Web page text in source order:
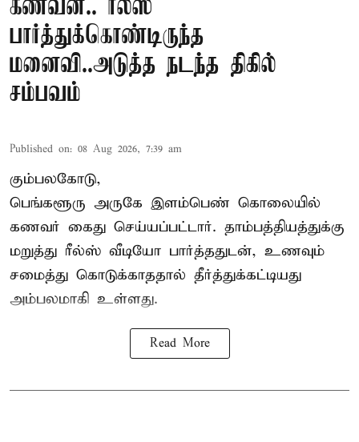
கணவன்.. ரீல்ஸ்
பார்த்துக்கொண்டிருந்த
மனைவி..அடுத்த நடந்த திகில்
சம்பவம்
Published on: 08 Aug 2026, 7:39 am
கும்பலகோடு,
பெங்களூரு அருகே இளம்பெண் கொலையில்
கணவர் கைது செய்யப்பட்டார். தாம்பத்தியத்துக்கு
மறுத்து ரீல்ஸ் வீடியோ பார்த்ததுடன், உணவும்
சமைத்து கொடுக்காததால் தீர்த்துக்கட்டியது
அம்பலமாகி உள்ளது.
Read More